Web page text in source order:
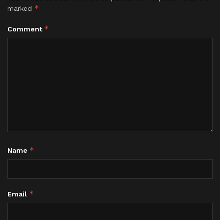
marked *
Comment *
Name *
Email *